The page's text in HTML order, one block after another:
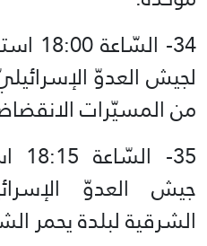
34-
لجيش العدوّ
من المسيّرات
جيش العدوّ
الشرقية لبلدة يحمر